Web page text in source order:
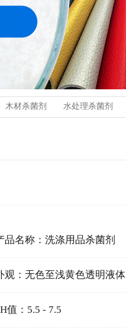
品名称：洗涤用品杀菌剂
观：无色至浅黄色透明液体
值：5.5 - 7.5